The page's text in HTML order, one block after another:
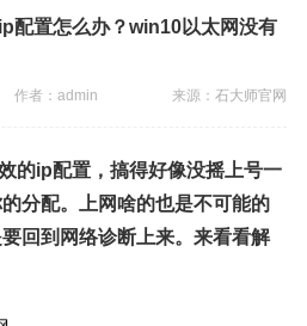
配置怎么办？win10以太网没有
作者：admin 来源：石大师官网
ip配置，搞得好像没摇上号一
分配。上网啥的也是不可能的
回到网络诊断上来。来看看解